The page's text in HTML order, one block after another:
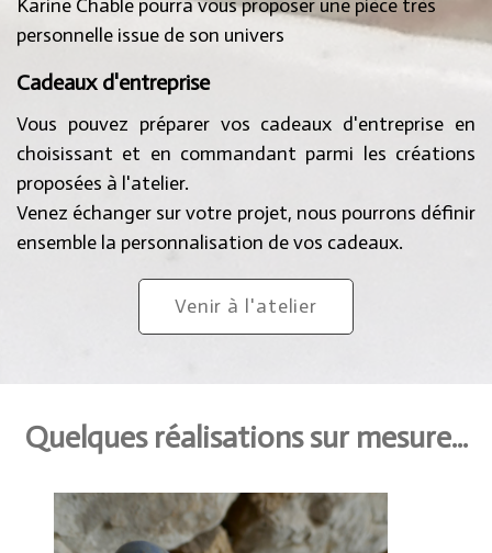
Karine Chable pourra vous proposer une pièce très
personnelle issue de son univers
Cadeaux d'entreprise
Vous pouvez préparer vos cadeaux d'entreprise en
choisissant et en commandant parmi les créations
proposées à l'atelier.
Venez échanger sur votre projet, nous pourrons définir
ensemble la personnalisation de vos cadeaux.
Venir à l'atelier
Quelques réalisations sur mesure...